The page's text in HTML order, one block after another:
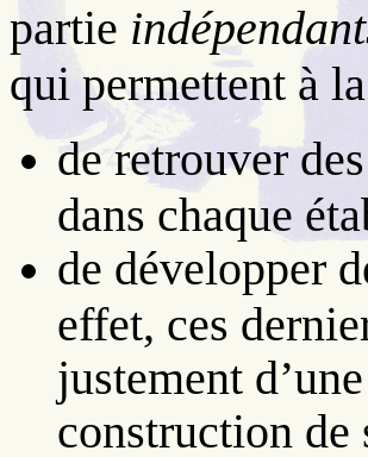
partie
qui permettent à
de retrouver
dans chaque
de développer
effet, ces
justement
construction de